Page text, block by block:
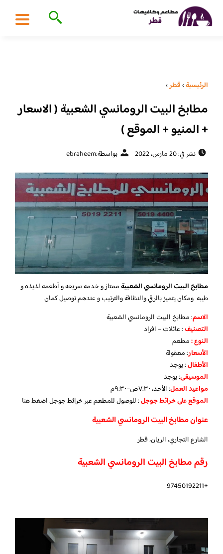
الرئيسية›قطر›
مطابخ البيت الرومانسي الشعبية ( الاسعار
+ المنيو + الموقع )
نشر في: 20 مارس، 2022 بواسطة:ebraheem
مطابخ البيت الرومانسي الشعبيةممتاز و خدمه سريعه و أطعمه لذيذه و
طيبه ومكان يتميز بالرقي والنظافة والترتيب و عندهم توصيل كمان
الاسم: مطابخ البيت الرومانسي الشعبية
التصنيف: عائلات – افراد
النوع :مطعم
الأسعار:معقولة
الأطفال:يوجد
الموسيقى:يوجد
مواعيد العمل: الأحد، ٧:٣٠ص–٩:٣٠م
الموقع على خرائط جوجل: للوصول للمطعم عبر خرائط جوجلاضغط هنا
عنوان مطابخ البيت الرومانسي الشعبية
الشارع التجاري، الريان، قطر
رقم مطابخ البيت الرومانسي الشعبية
+97450192211